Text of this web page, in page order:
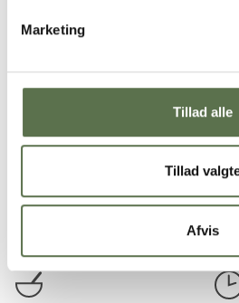
Marketing
Tillad alle
Tillad
Afvis
Hjemmelavet pasta
40 min.
20
Pasta pesto med